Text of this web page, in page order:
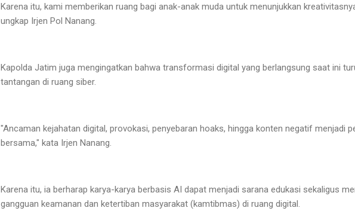
Karena itu, kami memberikan ruang bagi anak-anak muda untuk menunjukkan
ungkap Irjen Pol Nanang.
Kapolda Jatim juga mengingatkan bahwa transformasi digital yang berlangsung saat ini
tantangan di ruang siber.
"Ancaman kejahatan digital, provokasi, penyebaran hoaks, hingga konten negatif menjadi
bersama," kata Irjen Nanang.
Karena itu, ia berharap karya-karya berbasis AI dapat menjadi sarana edukasi sekaligus
gangguan keamanan dan ketertiban masyarakat (kamtibmas) di ruang digital.